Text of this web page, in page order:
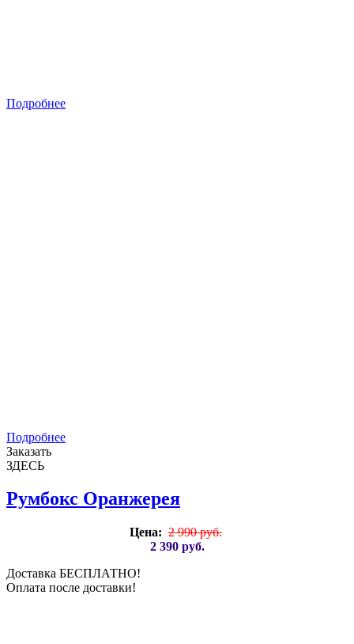
Подробнее
Подробнее
Заказать
ЗДЕСЬ
Румбокс Оранжерея
Цена: 2 990 руб.
2 390 руб.
Доставка БЕСПЛАТНО!
Оплата после доставки!